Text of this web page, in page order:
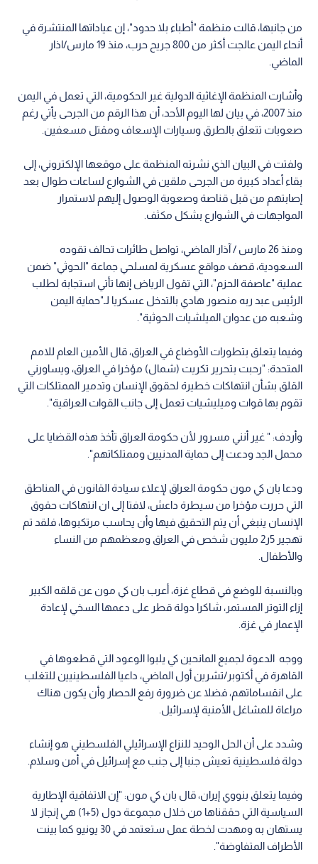
من جانبها، قالت منظمة "أطباء بلا حدود"، إن عياداتها المنتشرة في
أنحاء اليمن عالجت أكثر من 800 جريح حرب، منذ 19 مارس/اذار
الماضي.
وأشارت المنظمة الإغاثية الدولية غير الحكومية، التي تعمل في اليمن
منذ 2007، في بيان لها اليوم الأحد، أن هذا الرقم من الجرحى يأتي رغم
صعوبات تتعلق بالطرق وسيارات الإسعاف ومقتل مسعفين.
ولفتت في البيان الذي نشرته المنظمة على موقعها الإلكتروني، إلى
بقاء أعداد كبيرة من الجرحى ملقين في الشوارع لساعات طوال بعد
إصابتهم من قبل قناصة وصعوبة الوصول إليهم لاستمرار
المواجهات في الشوارع بشكل مكثف.
ومنذ 26 مارس / آذار الماضي، تواصل طائرات تحالف تقوده
السعودية، قصف مواقع عسكرية لمسلحي جماعة "الحوثي" ضمن
عملية "عاصفة الحزم"، التي تقول الرياض إنها تأتي استجابة لطلب
الرئيس عبد ربه منصور هادي بالتدخل عسكريا لـ"حماية اليمن
وشعبه من عدوان الميلشيات الحوثية".
وفيما يتعلق بتطورات الأوضاع في العراق، قال الأمين العام للامم
المتحدة: "رحبت بتحرير تكريت (شمال) مؤخرا في العراق، ويساورني
القلق بشأن انتهاكات خطيرة لحقوق الإنسان وتدمير الممتلكات التي
تقوم بها قوات وميليشيات تعمل إلى جانب القوات العراقية".
وأردف: " غير أنني مسرور لأن حكومة العراق تأخذ هذه القضايا على
محمل الجد ودعت إلى حماية المدنيين وممتلكاتهم".
ودعا بان كي مون حكومة العراق لإعلاء سيادة القانون في المناطق
التي حررت مؤخرا من سيطرة داعش، لافتا إلى ان انتهاكات حقوق
الإنسان ينبغي أن يتم التحقيق فيها وأن يحاسب مرتكبوها، فلقد تم
تهجير 5ر2 مليون شخص في العراق ومعظمهم من النساء
والأطفال.
وبالنسبة للوضع في قطاع غزة، أعرب بان كي مون عن قلقه الكبير
إزاء التوتر المستمر، شاكرا دولة قطر على دعمها السخي لإعادة
الإعمار في غزة.
ووجه الدعوة لجميع المانحين كي يلبوا الوعود التي قطعوها في
القاهرة في أكتوبر/تشرين أول الماضي، داعيا الفلسطينيين للتغلب
على انقساماتهم، فضلا عن ضرورة رفع الحصار وأن يكون هناك
مراعاة للمشاغل الأمنية لإسرائيل.
وشدد على أن الحل الوحيد للنزاع الإسرائيلي الفلسطيني هو إنشاء
دولة فلسطينية تعيش جنبا إلى جنب مع إسرائيل في أمن وسلام.
وفيما يتعلق بنووي إيران، قال بان كي مون: "إن الاتفاقية الإطارية
السياسية التي حققناها من خلال مجموعة دول (5+1) هي إنجاز لا
يستهان به ومهدت لخطة عمل ستعتمد في 30 يونيو كما بينت
الأطراف المتفاوضة".